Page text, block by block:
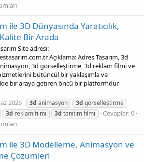
ile 3D Dünyasında Yaratıcılık,
Bir Arada
Site adresi:
Açıklama: Adres Tasarım, 3d
3d görselleştirme, 3d reklam filmi ve
bütüncül bir yaklaşımla ve
bir araya getiren öncü bir platformdur
2025 3d animasyon 3d görselleştirme
3d reklam filmi 3d tanıtım filmi
Cevaplar: 0
ile 3D Modelleme, Animasyon ve
Çözümleri